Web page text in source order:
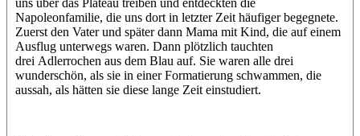
Napoleonfamilie, die uns dort in letzter Zeit häufiger begegnete.
Zuerst den Vater und später dann Mama mit Kind, die auf einem
Ausflug unterwegs waren. Dann plötzlich tauchten
drei Adlerrochen aus dem Blau auf. Sie waren alle drei
wunderschön, als sie in einer Formatierung schwammen, die
aussah, als hätten sie diese lange Zeit einstudiert.